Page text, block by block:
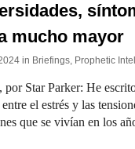
mucho mayor
in Briefings, Prophetic
por Star Parker: He
el estrés y las
que se vivían en los